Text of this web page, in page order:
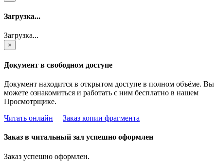
Загрузка...
Загрузка...
×
Документ в свободном доступе
Документ находится в открытом доступе в полном объёме. Вы
можете ознакомиться и работать с ним бесплатно в нашем
Просмотрщике.
Читать онлайн
Заказ копии фрагмента
Заказ в читальный зал успешно оформлен
Заказ успешно оформлен.